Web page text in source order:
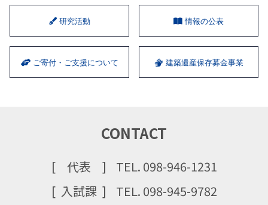
研究活動 情報の公表
ご寄付・ご支援について 建築遺産保存募金事業
CONTACT
代表
TEL. 098-946-1231
⼊試課
TEL. 098-945-9782